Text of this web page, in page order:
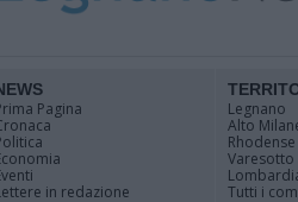
Pagina
in redazione
Legnano
Alto
Rhodense
Varesotto
Tutti i